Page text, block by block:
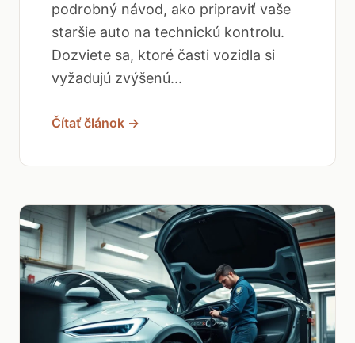
podrobný návod, ako pripraviť vaše
staršie auto na technickú kontrolu.
Dozviete sa, ktoré časti vozidla si
vyžadujú zvýšenú...
Čítať článok →